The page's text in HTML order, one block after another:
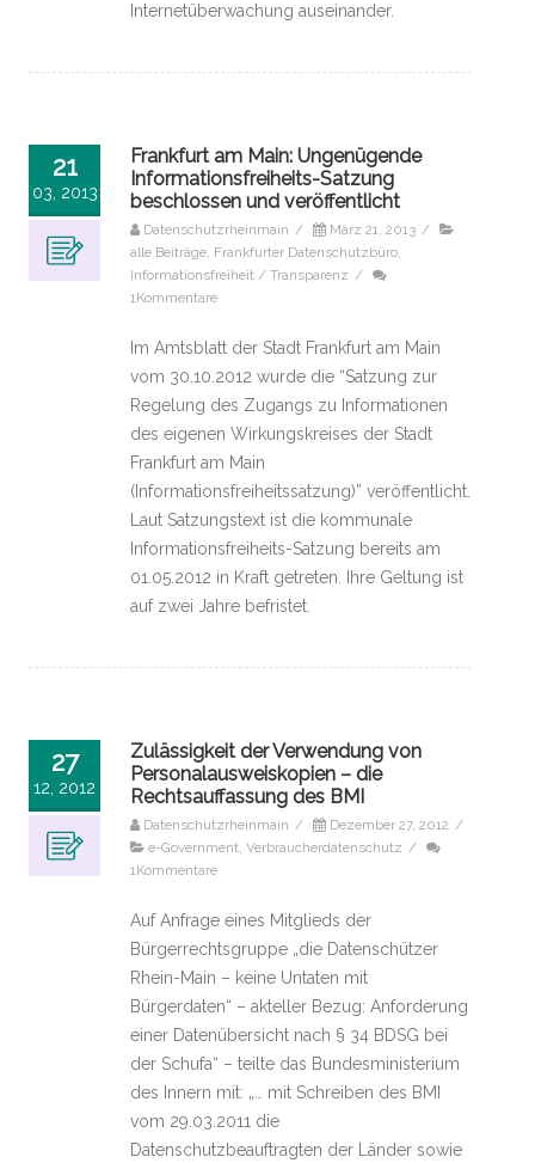
Internetüberwachung auseinander.
21
03, 2013
Frankfurt am Main: Ungenügende
Informationsfreiheits-Satzung
beschlossen und veröffentlicht
Datenschutzrheinmain / März 21, 2013 /
alle Beiträge, Frankfurter Datenschutzbüro,
Informationsfreiheit / Transparenz /
1Kommentare
Im Amtsblatt der Stadt Frankfurt am Main
vom 30.10.2012 wurde die “Satzung zur
Regelung des Zugangs zu Informationen
des eigenen Wirkungskreises der Stadt
Frankfurt am Main
(Informationsfreiheitssatzung)” veröffentlicht.
Laut Satzungstext ist die kommunale
Informationsfreiheits-Satzung bereits am
01.05.2012 in Kraft getreten. Ihre Geltung ist
auf zwei Jahre befristet.
27
12, 2012
Zulässigkeit der Verwendung von
Personalausweiskopien – die
Rechtsauffassung des BMI
Datenschutzrheinmain / Dezember 27, 2012 /
e-Government, Verbraucherdatenschutz /
1Kommentare
Auf Anfrage eines Mitglieds der
Bürgerrechtsgruppe „die Datenschützer
Rhein-Main – keine Untaten mit
Bürgerdaten“ – akteller Bezug: Anforderung
einer Datenübersicht nach § 34 BDSG bei
der Schufa“ – teilte das Bundesministerium
des Innern mit: „… mit Schreiben des BMI
vom 29.03.2011 die
Datenschutzbeauftragten der Länder sowie